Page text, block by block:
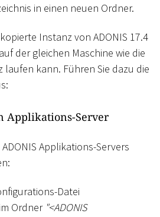
in einen neuen Ordner.
Instanz von ADONIS 17.4
der gleichen Maschine wie die
kann. Führen Sie dazu die
Applikations-Server
Applikations-Servers
Datei
im Ordner "<ADONIS